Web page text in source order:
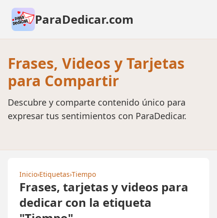
ParaDedicar.com
Frases, Videos y Tarjetas
para Compartir
Descubre y comparte contenido único para
expresar tus sentimientos con ParaDedicar.
Inicio›Etiquetas›Tiempo
Frases, tarjetas y videos para
dedicar con la etiqueta